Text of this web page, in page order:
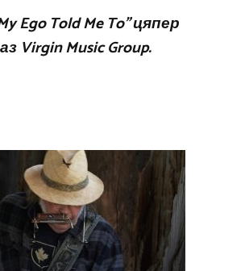
Ego Told Me To” цяпер
Virgin Music Group.